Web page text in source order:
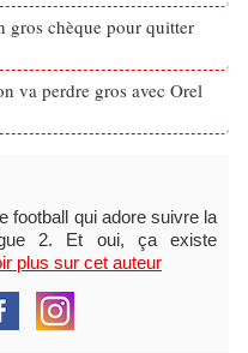
gros chèque pour quitter
va perdre gros avec Orel
football qui adore suivre la
2. Et oui, ça existe
plus sur cet auteur